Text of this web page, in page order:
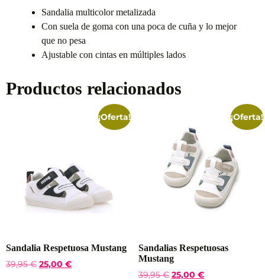
Sandalia multicolor metalizada
Con suela de goma con una poca de cuña y lo mejor
que no pesa
Ajustable con cintas en múltiples lados
Productos relacionados
¡Oferta!
Sandalia Respetuosa Mustang
39,95€ 25,00 €
¡Oferta!
Sandalias Respetuosas
Mustang
39,95€ 25,00 €